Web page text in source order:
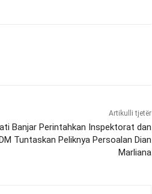
Artikulli tjetër
Banjar Perintahkan Inspektorat dan
Tuntaskan Peliknya Persoalan Dian
Marliana